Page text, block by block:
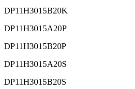
DP11H3015B20K
DP11H3015A20P
DP11H3015B20P
DP11H3015A20S
DP11H3015B20S